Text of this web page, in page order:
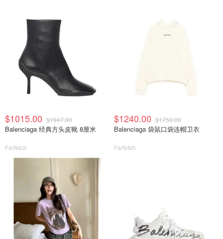
$1015.00 $1947.00
Balenciaga 经典方头皮靴 8厘米
Farfetch
$1240.00 $1750.00
Balenciaga 袋鼠口袋连帽卫衣
Farfetch